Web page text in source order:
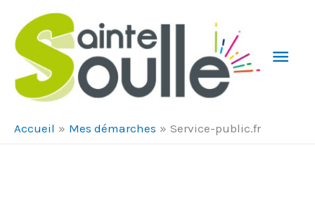
Accueil Mes démarches Service-public.fr